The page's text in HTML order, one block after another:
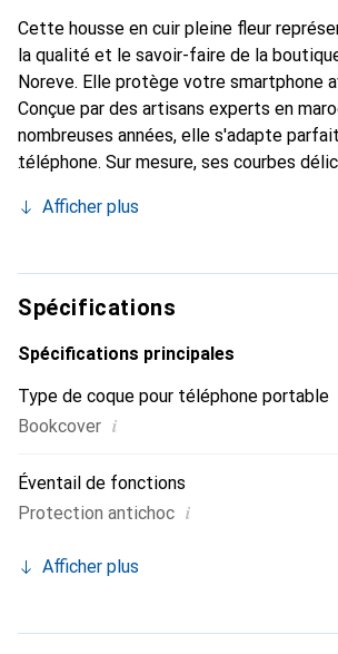
Cette housse en cuir pleine fleur
la qualité et le savoir-faire de la
Noreve. Elle protège votre smartphone
Conçue par des artisans experts en
nombreuses années, elle s'adapte
téléphone. Sur mesure, ses courbes
et indispensable de votre smartphone.
marque Noreve est un choix sûr pour
exigeante.
Afficher plus
Spécifications
Spécifications principales
Type de coque pour téléphone portable
Bookcover i
Éventail de fonctions
Protection antichoc i
Afficher plus